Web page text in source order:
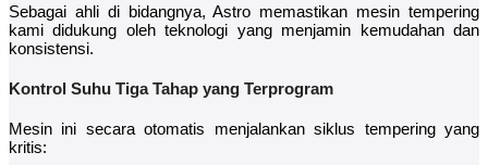
Sebagai ahli di bidangnya, Astro memastikan mesin tempering
kami didukung oleh teknologi yang menjamin kemudahan dan
konsistensi.
Kontrol Suhu Tiga Tahap yang Terprogram
Mesin ini secara otomatis menjalankan siklus tempering yang
kritis: